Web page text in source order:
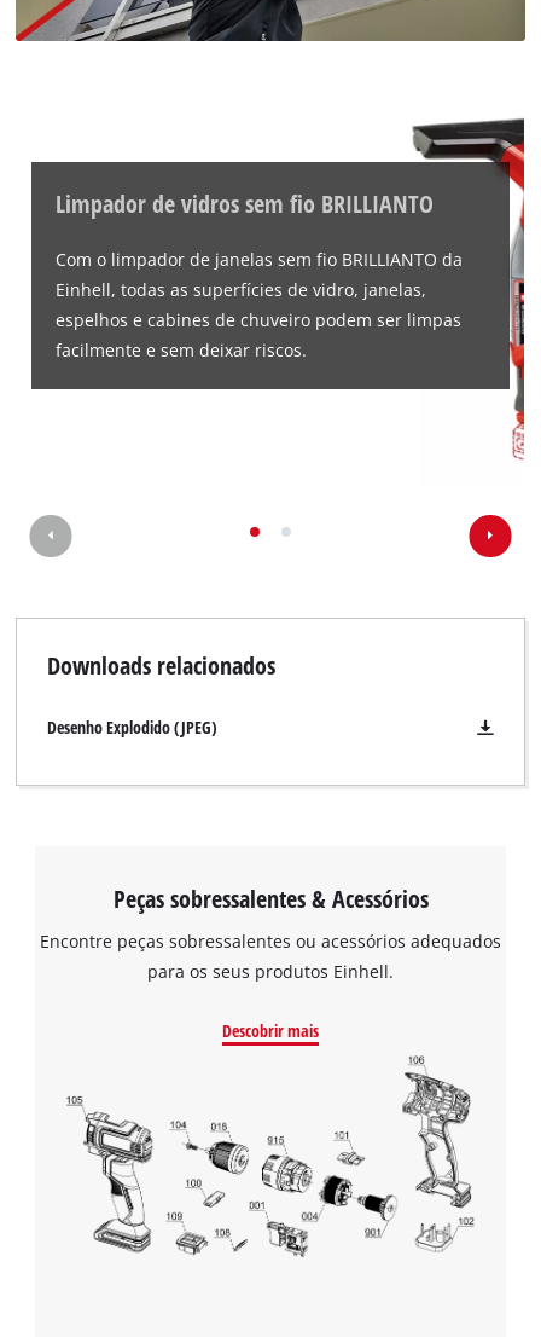
Limpador de vidros sem fio BRILLIANTO
Com o limpador de janelas sem fio BRILLIANTO da
Einhell, todas as superfícies de vidro, janelas,
espelhos e cabines de chuveiro podem ser limpas
facilmente e sem deixar riscos.
Downloads relacionados
Desenho Explodido (JPEG)
Peças sobressalentes & Acessórios
Encontre peças sobressalentes ou acessórios adequados
para os seus produtos Einhell.
Descobrir mais